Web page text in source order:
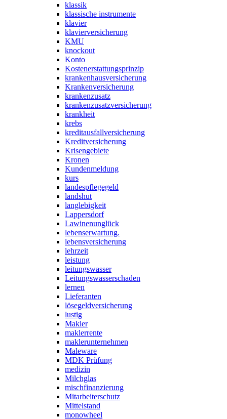
klassik
klassische instrumente
klavier
klavierversicherung
KMU
knockout
Konto
Kostenerstattungsprinzip
krankenhausversicherung
Krankenversicherung
krankenzusatz
krankenzusatzversicherung
krankheit
krebs
kreditausfallversicherung
Kreditversicherung
Krisengebiete
Kronen
Kundenmeldung
kurs
landespflegegeld
landshut
langlebigkeit
Lappersdorf
Lawinenunglück
lebenserwartung.
lebensversicherung
lehrzeit
leistung
leitungswasser
Leitungswasserschaden
lernen
Lieferanten
lösegeldversicherung
lustig
Makler
maklerrente
maklerunternehmen
Maleware
MDK Prüfung
medizin
Milchglas
mischfinanzierung
Mitarbeiterschutz
Mittelstand
monowheel